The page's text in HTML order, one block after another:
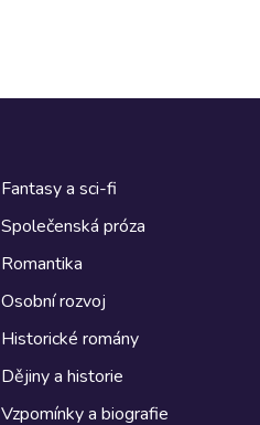
Fantasy a sci-fi
Společenská próza
Romantika
Osobní rozvoj
Historické romány
Dějiny a historie
Vzpomínky a biografie